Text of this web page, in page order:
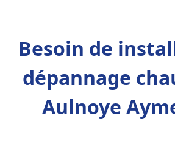
Besoin de
dépannage
Aulnoye